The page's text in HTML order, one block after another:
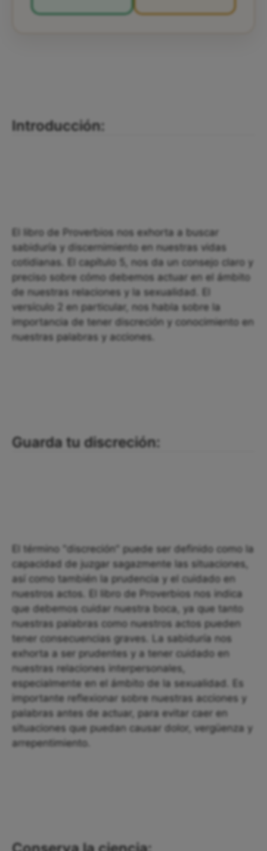
Introducción:
El libro de Proverbios nos exhorta a buscar
sabiduría y discernimiento en nuestras vidas
cotidianas. El capítulo 5, nos da un consejo claro y
preciso sobre cómo debemos actuar en el ámbito
de nuestras relaciones y la sexualidad. El
versículo 2 en particular, nos habla sobre la
importancia de tener discreción y conocimiento en
nuestras palabras y acciones.
Guarda tu discreción:
El término "discreción" puede ser definido como la
capacidad de juzgar sagazmente las situaciones,
así como también la prudencia y el cuidado en
nuestros actos. El libro de Proverbios nos indica
que debemos cuidar nuestra boca, ya que tanto
nuestras palabras como nuestros actos pueden
tener consecuencias graves. La sabiduría nos
exhorta a ser prudentes y a tener cuidado en
nuestras relaciones interpersonales,
especialmente en el ámbito de la sexualidad. Es
importante reflexionar sobre nuestras acciones y
palabras antes de actuar, para evitar caer en
situaciones que puedan causar dolor, vergüenza y
arrepentimiento.